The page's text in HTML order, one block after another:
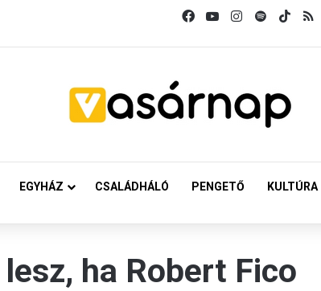
FacebookYouTubeInstagram
SpotifyTikTok
EGYHÁZ CSALÁDHÁLÓ PENGETŐ KULTÚRA
ha Robert Fico